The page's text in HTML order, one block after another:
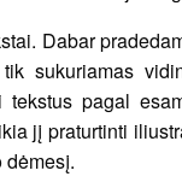
Dabar
sukuriamas
tekstus pagal
jį praturtinti
dėmesį.